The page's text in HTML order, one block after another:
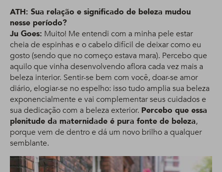
ATH: Sua relação e significado de beleza mudou
nesse período?
Ju Goes: Muito! Me entendi com a minha pele estar
cheia de espinhas e o cabelo difícil de deixar como eu
gosto (sendo que no começo estava mara). Percebo que
aquilo que vinha desenvolvendo aflora cada vez mais a
beleza interior. Sentir-se bem com você, doar-se amor
diário, elogiar-se no espelho: isso tudo amplia sua beleza
exponencialmente e vai complementar seus cuidados e
sua dedicação com a beleza exterior. Percebo que essa
plenitude da maternidade é pura fonte de beleza,
porque vem de dentro e dá um novo brilho a qualquer
semblante.